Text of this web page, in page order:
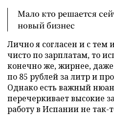
Мало кто решается
новый бизнес
Лично я согласен и с тем
чисто по зарплатам, то
конечно же, жирнее,
по 85 рублей за литр и
Однако есть важный
перечеркивает высокие
работу в Испании не так-